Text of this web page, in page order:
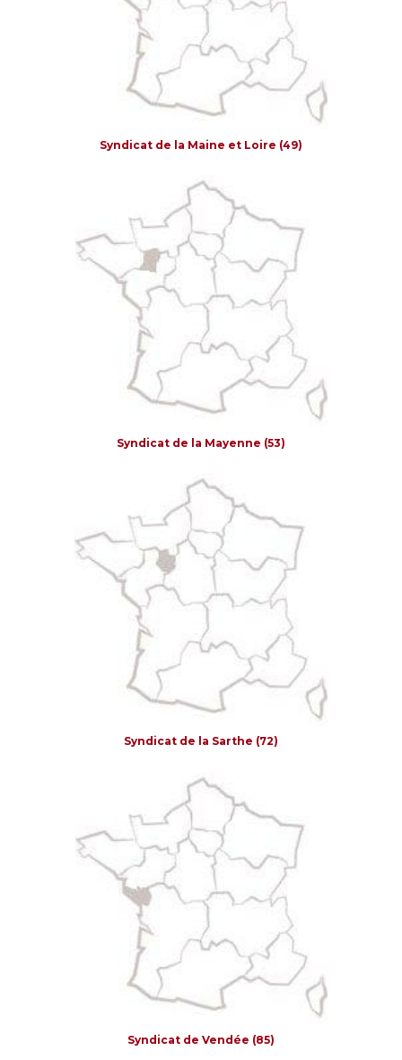
Syndicat de la Maine et Loire (49)
Syndicat de la Mayenne (53)
Syndicat de la Sarthe (72)
Syndicat de Vendée (85)